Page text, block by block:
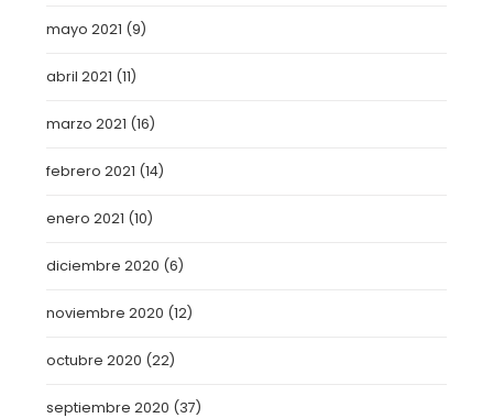
mayo 2021 (9)
abril 2021 (11)
marzo 2021 (16)
febrero 2021 (14)
enero 2021 (10)
diciembre 2020 (6)
noviembre 2020 (12)
octubre 2020 (22)
septiembre 2020 (37)